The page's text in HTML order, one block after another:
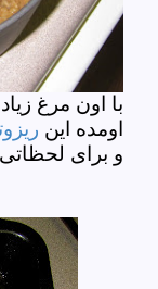
با اون مرغ
اومده این
و برای